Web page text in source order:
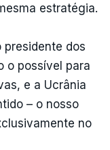
estratégia.
presidente dos
o possível para
e a Ucrânia
– o nosso
no